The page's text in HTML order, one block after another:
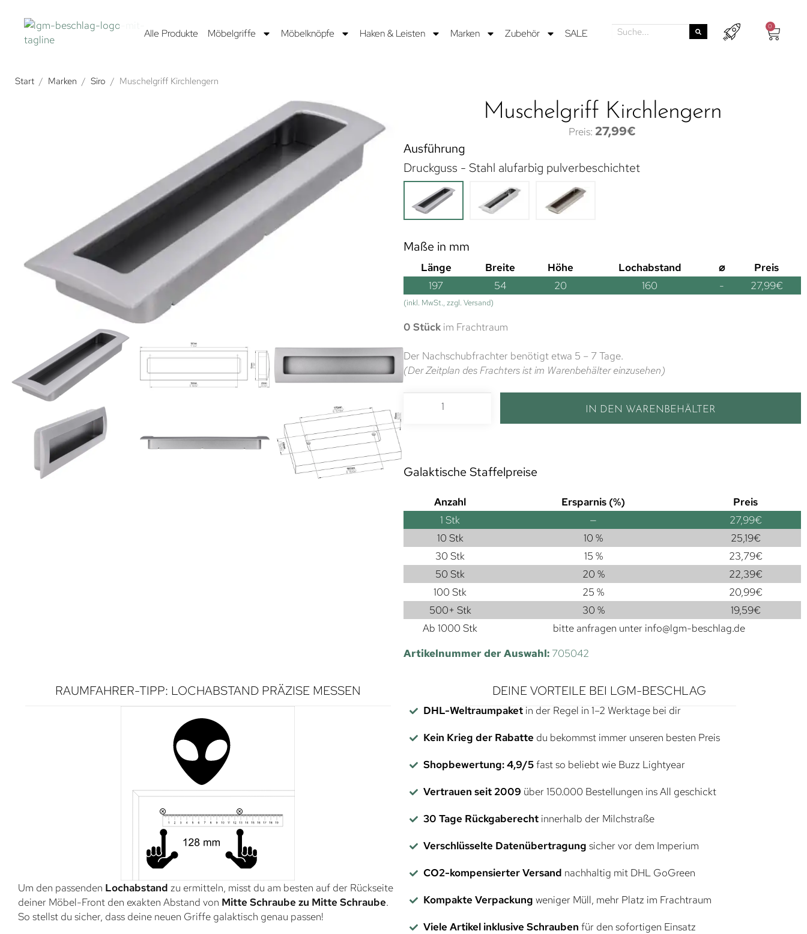
Alle Produkte Möbelgriffe Möbelknöpfe Haken & Leisten Marken Zubehör SALE
0
Start / Marken / Siro / Muschelgriff Kirchlengern
Muschelgriff Kirchlengern
27,99€
Ausführung
Druckguss - Stahl alufarbig pulverbeschichtet
Maße in mm
Länge Breite Höhe Lochabstand ⌀
Preis
197
54 20 160 - 27,99€
(inkl. MwSt., zzgl. Versand)
0 Stück im Frachtraum
Der Nachschubfrachter benötigt etwa 5 – 7 Tage.
(Der Zeitplan des Frachters ist im Warenbehälter einzusehen)
IN DEN WARENBEHÄLTER
Galaktische Staffelpreise
Anzahl Ersparnis (%)
Preis
1 Stk — 27,99€
10 Stk
10 % 25,19€
30 Stk
15 % 23,79€
50 Stk
20 % 22,39€
100 Stk
25 % 20,99€
500+ Stk
30 % 19,59€
Ab 1000 Stk
bitte anfragen unter info@lgm-beschlag.de
Artikelnummer der Auswahl: 705042
RAUMFAHRER-TIPP: LOCHABSTAND PRÄZISE MESSEN
Um den passenden Lochabstand zu ermitteln, misst du am besten auf der Rückseite
deiner Möbel-Front den exakten Abstand von Mitte Schraube zu Mitte Schraube.
So stellst du sicher, dass deine neuen Griffe galaktisch genau passen!
DEINE VORTEILE BEI LGM-BESCHLAG
DHL-Weltraumpaketin der Regel in 1–2 Werktage bei dir
Kein Krieg der Rabatte du bekommst immer unseren besten Preis
Shopbewertung: 4,9/5fast so beliebt wie Buzz Lightyear
Vertrauen seit 2009 über 150.000 Bestellungen ins All geschickt
30 Tage Rückgaberechtinnerhalb der Milchstraße
Verschlüsselte Datenübertragung sicher vor dem Imperium
CO2-kompensierter Versand nachhaltig mit DHL GoGreen
Kompakte Verpackung weniger Müll, mehr Platz im Frachtraum
Viele Artikel inklusive Schrauben für den sofortigen Einsatz